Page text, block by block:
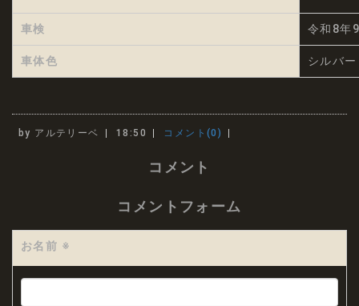
車検 令和8年
車体色 シルバー
by アルテリーベ 18:50 コメント(0)
コメント
コメントフォーム
お名前 ※